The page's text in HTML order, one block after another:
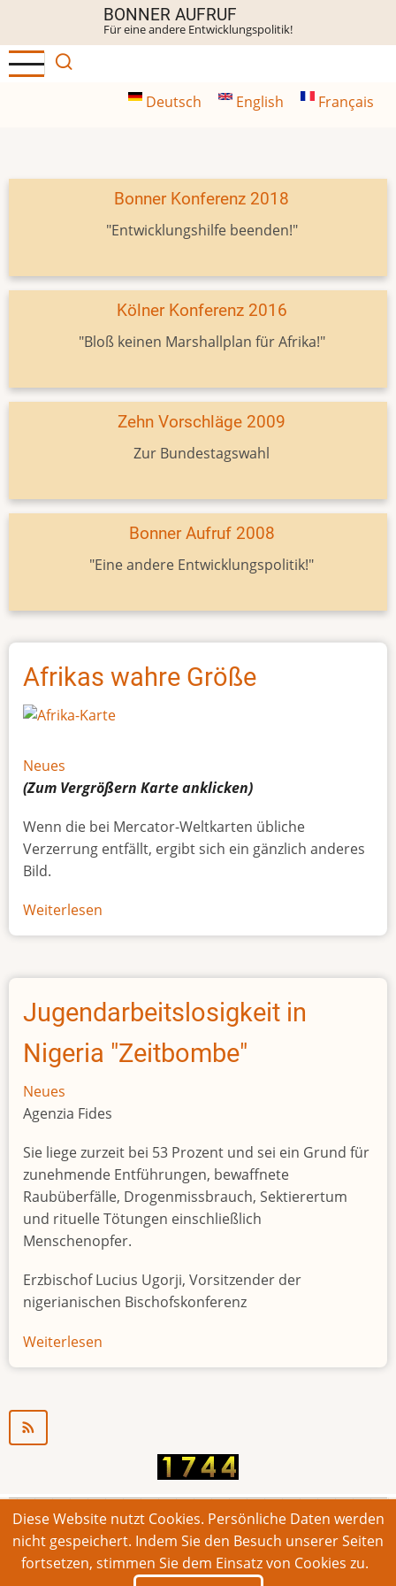
Inhalt
BONNER AUFRUF
Für eine andere Entwicklungspolitik!
Deutsch English Français
Bonner Konferenz 2018
"Entwicklungshilfe beenden!"
Kölner Konferenz 2016
"Bloß keinen Marshallplan für Afrika!"
Zehn Vorschläge 2009
Zur Bundestagswahl
Bonner Aufruf 2008
"Eine andere Entwicklungspolitik!"
Afrikas wahre Größe
Neues
(Zum Vergrößern Karteanklicken)
Wenn die bei Mercator-Weltkarten übliche
Verzerrung entfällt, ergibt sich ein gänzlich anderes
Bild.
Weiterlesen
Afrikas
Größe
Jugendarbeitslosigkeit in
Nigeria "Zeitbombe"
Neues
Agenzia Fides
Sie liege zurzeit bei 53 Prozent und sei ein Grund für
zunehmende Entführungen, bewaffnete
Raubüberfälle, Drogenmissbrauch, Sektierertum
und rituelle Tötungen einschließlich
Menschenopfer.
Erzbischof Lucius Ugorji, Vorsitzender der
nigerianischen Bischofskonferenz
Weiterlesen
Jugendarbeitslosigkeit
© 2026 Bonner Aufruf. Alle Rechte vorbehalten.
Footer
Impressum Kontakt Intern
Diese Website nutzt Cookies. Persönliche Daten werden
nicht gespeichert. Indem Sie den Besuch unserer Seiten
fortsetzen, stimmen Sie dem Einsatz von Cookies zu.